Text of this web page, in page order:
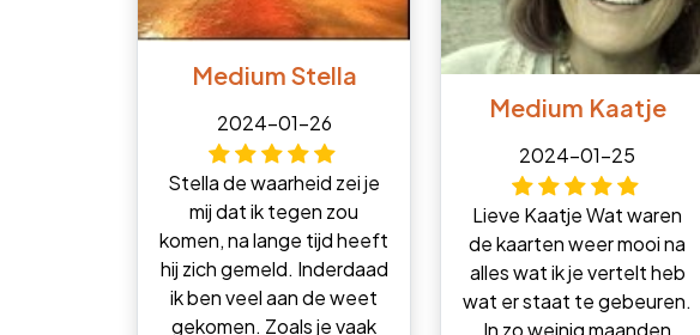
Medium Stella
2024-01-26
Stella de waarheid zei je
mij dat ik tegen zou
komen, na lange tijd heeft
hij zich gemeld. Inderdaad
ik ben veel aan de weet
gekomen. Zoals je vaak
Medium Kaatje
2024-01-25
Lieve Kaatje Wat waren
de kaarten weer mooi na
alles wat ik je vertelt heb
wat er staat te gebeuren.
In zo weinig maanden